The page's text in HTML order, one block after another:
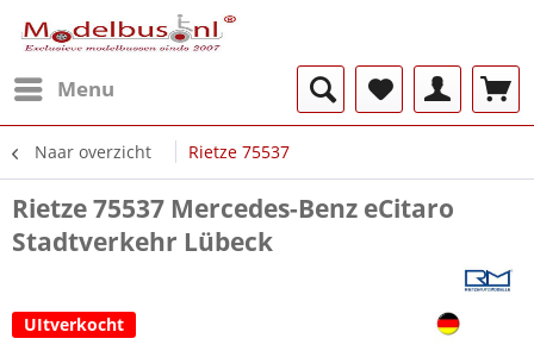
Menu
Naar overzicht Rietze 75537
Rietze 75537 Mercedes-Benz eCitaro
Stadtverkehr Lübeck
UItverkocht